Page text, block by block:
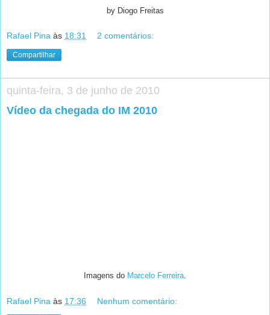
by Diogo Freitas
Rafael Pina às 18:31 2 comentários:
Compartilhar
quinta-feira, 3 de junho de 2010
Vídeo da chegada do IM 2010
Imagens do Marcelo Ferreira.
Rafael Pina às 17:36 Nenhum comentário: